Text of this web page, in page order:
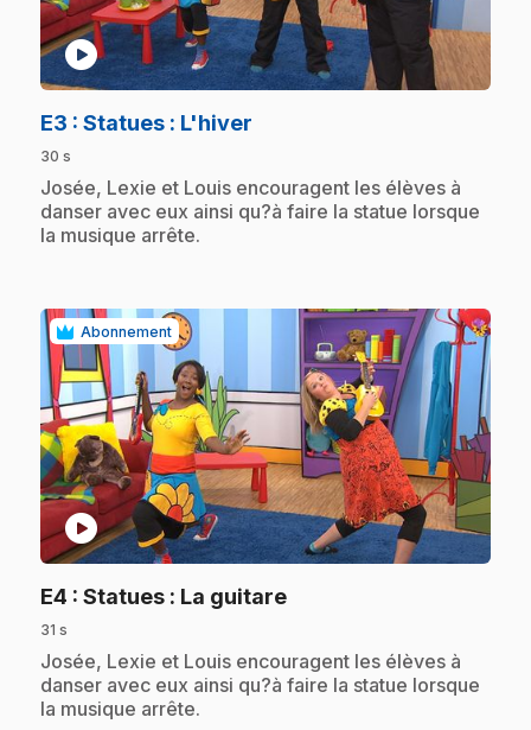
play_circle
E3 : Statues : L'hiver
30 s
.Josée, Lexie et Louis encouragent les élèves à
danser avec eux ainsi qu?à faire la statue lorsque
la musique arrête.
Abonnement
play_circle
E4 : Statues : La guitare.
31 s
.Josée, Lexie et Louis encouragent les élèves à
danser avec eux ainsi qu?à faire la statue lorsque
la musique arrête.